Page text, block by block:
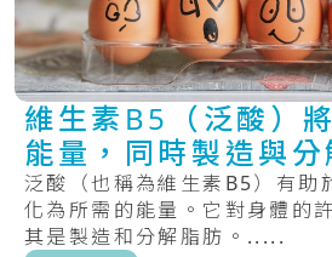
維生素B5（泛酸）
能量，同時製造與分
泛酸（也稱為維生素B5）有助
化為所需的能量。它對身體的
其是製造和分解脂肪。.....